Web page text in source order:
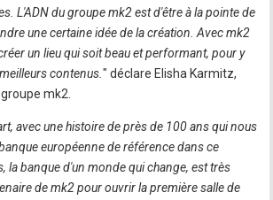
L'ADN du groupe mk2 est d'être à la pointe de
une certaine idée de la création. Avec mk2
un lieu qui soit beau et performant, pour y
contenus." déclare Elisha Karmitz,
mk2.
avec une histoire de près de 100 ans qui nous
européenne de référence dans ce
la banque d'un monde qui change, est très
de mk2 pour ouvrir la première salle de